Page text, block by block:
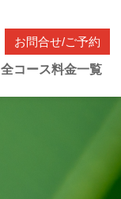
お問合せ/ご予約
全コース料金一覧